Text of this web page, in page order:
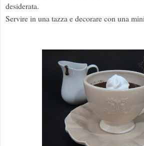
desiderata.
Servire in una tazza e decorare con una